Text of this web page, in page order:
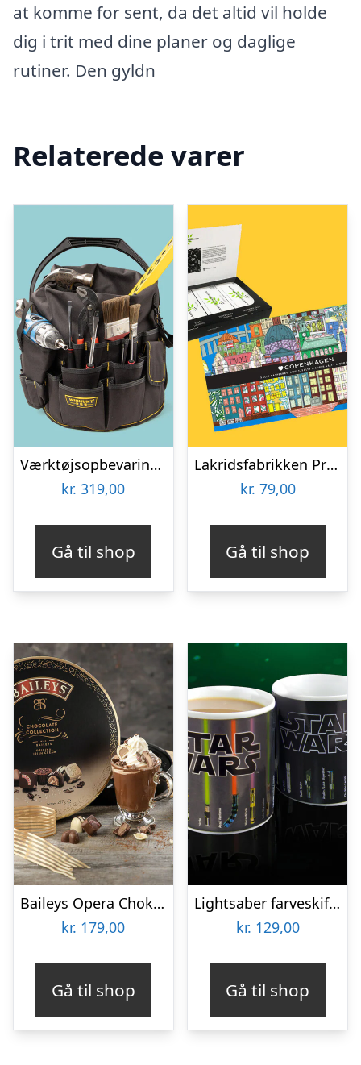
at komme for sent, da det altid vil holde
dig i trit med dine planer og daglige
rutiner. Den gyldn
Relaterede varer
Værktøjsopbevaring til spand
kr. 319,00
Gå til shop
Lakridsfabrikken Premiumlakrids – Copenhagen
kr. 79,00
Gå til shop
Baileys Opera Chokoladeæske
kr. 179,00
Gå til shop
Lightsaber farveskiftende krus
kr. 129,00
Gå til shop